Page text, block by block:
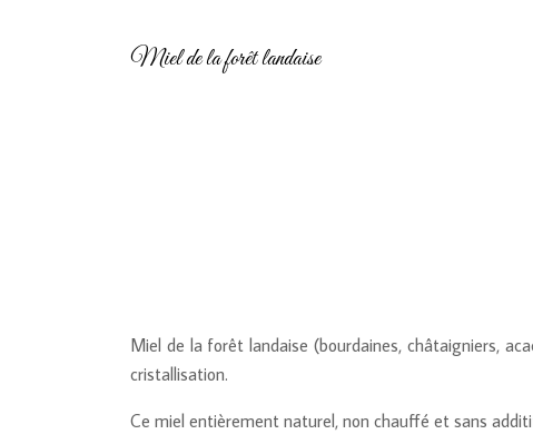
Miel de la forêt landaise
Miel de la forêt landaise (bourdaines, châtaigniers,
cristallisation.
Ce miel entièrement naturel, non chauffé et sans